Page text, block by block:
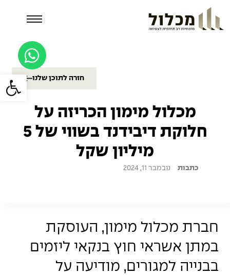
פתח חזרה לתוכן שלנו
מכלול מימון הכריזה על
חלוקת דיבידנד בשווי של 5
מיליון שקל
כתבות נובמבר 11, 2024
חברת מכלול מימון, העוסקת
במתן אשראי חוץ בנקאי ליזמים
בבנייה למגורים, מודיעה על